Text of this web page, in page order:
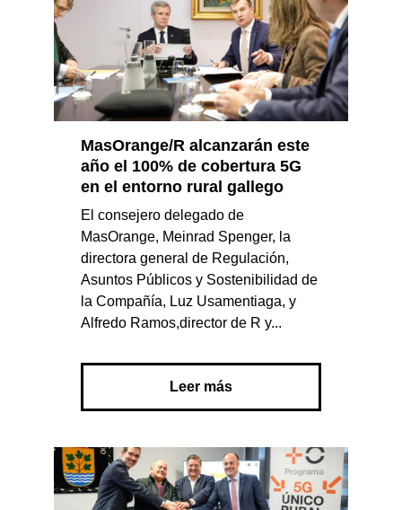
MasOrange/R alcanzarán este
año el 100% de cobertura 5G
en el entorno rural gallego
El consejero delegado de
MasOrange, Meinrad Spenger, la
directora general de Regulación,
Asuntos Públicos y Sostenibilidad de
la Compañía, Luz Usamentiaga, y
Alfredo Ramos,director de R y...
Leer más